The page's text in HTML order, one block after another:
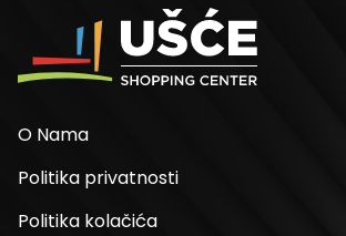
O Nama
Politika privatnosti
Politika kolačića